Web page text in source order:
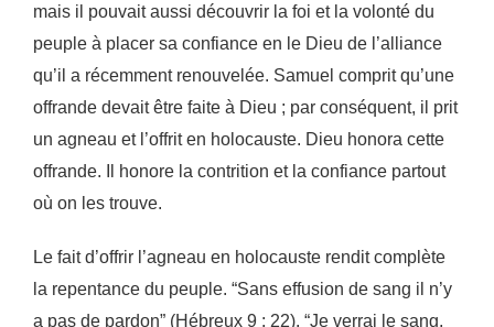
mais il pouvait aussi découvrir la foi et la volonté du
peuple à placer sa confiance en le Dieu de l’alliance
qu’il a récemment renouvelée. Samuel comprit qu’une
offrande devait être faite à Dieu ; par conséquent, il prit
un agneau et l’offrit en holocauste. Dieu honora cette
offrande. Il honore la contrition et la confiance partout
où on les trouve.
Le fait d’offrir l’agneau en holocauste rendit complète
la repentance du peuple. “Sans effusion de sang il n’y
a pas de pardon” (Hébreux 9 : 22). “Je verrai le sang,